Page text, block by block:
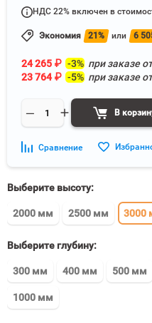
НДС 22% включен в
Экономия 21% или 6
24 265 ₽ -3% при заказе
23 764₽ -5% при заказе
В
Сравнение
Выберите высоту:
2000 мм 2500 мм 3000
Выберите глубину:
300 мм 400 мм 500 мм
1000 мм